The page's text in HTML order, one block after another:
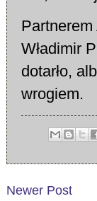
Władimir
dotarło,
wrogiem.
Newer Post